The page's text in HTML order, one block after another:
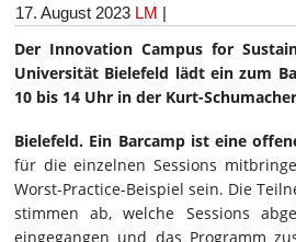
17. August 2023 LM |
Der Innovation Campus for
Universität Bielefeld lädt ein zum
10 bis 14 Uhr in der Kurt-
Bielefeld. Ein Barcamp ist eine
für die einzelnen Sessions
Worst-Practice-Beispiel sein. Die
stimmen ab, welche Sessions
eingegangen und das Programm